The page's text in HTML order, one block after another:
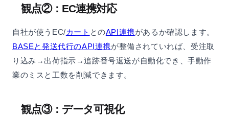
観点②：EC連携対応
自社が使うEC/カート とのAPI連携があるか確認します。
BASEと発送代行のAPI連携が整備されていれば、受注取
り込み→出荷指示→追跡番号返送が自動化でき、手動作
業のミスと工数を削減できます。
観点③：データ可視化